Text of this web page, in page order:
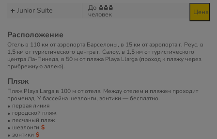
Junior Suite До
человек Цена
Расположение
Отель в 110 км от аэропорта Барселоны, в 15 км от аэропорта г. Реус, в
1,5 км от туристического центра г. Салоу, в 1,5 км от туристического
центра Ла-Пинеда, в 50 м от пляжа Playa Llarga (проход к пляжу через
прибрежную аллею).
Пляж
Пляж Playa Larga в 100 м от отеля. Между отелем и пляжем проходит
променад. У бассейна шезлонги, зонтики — бесплатно.
первая линия
городской пляж
песчаный пляж
шезлонги
зонтики